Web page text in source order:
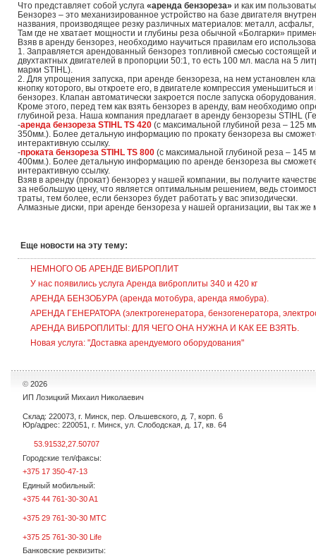
Что представляет собой услуга «аренда бензореза» и как им
Бензорез – это механизированное устройство на базе двигателя
названия, производящее резку различных материалов: металл,
Там где не хватает мощности и глубины реза обычной «Болгарки»
Взяв в аренду бензорез, необходимо научиться правилам его
1. Заправляется арендованный бензорез топливной смесью состоящей
двухтактных двигателей в пропорции 50:1, то есть 100 мл. масла на 5
марки STIHL).
2. Для упрощения запуска, при аренде бензореза, на нем установлен
кнопку которого, вы откроете его, в двигателе компрессия уменьшиться
бензорез. Клапан автоматически закроется после запуска оборудования.
Кроме этого, перед тем как взять бензорез в аренду, вам необходимо
глубиной реза. Наша компания предлагает в аренду бензорезы STIHL
-аренда бензореза STIHL TS 420 (с максимальной глубиной реза – 125
350мм.). Более детальную информацию по прокату бензореза вы
интерактивную ссылку.
-проката бензореза STIHL TS 800 (с максимальной глубиной реза – 145
400мм.). Более детальную информацию по аренде бензореза вы
интерактивную ссылку.
Взяв в аренду (прокат) бензорез у нашей компании, вы получите
за небольшую цену, что является оптимальным решением, ведь
траты, тем более, если бензорез будет работать у вас эпизодически.
Алмазные диски, при аренде бензореза у нашей организации, вы так же
Еще новости на эту тему:
НЕМНОГО ОБ АРЕНДЕ ВИБРОПЛИТ
У нас появились услуга Аренда виброплиты 340 и 420 кг
АРЕНДА БЕНЗОБУРА (аренда мотобура, аренда ямобура).
АРЕНДА ГЕНЕРАТОРА (электрогенератора, бензогенератора,
АРЕНДА ВИБРОПЛИТЫ: ДЛЯ ЧЕГО ОНА НУЖНА И КАК ЕЕ ВЗЯТЬ.
Новая услуга: "Доставка арендуемого оборудования"
© 2026
ИП Лозицкий Михаил Николаевич
Склад: 220073, г. Минск, пер. Ольшевского, д. 7, корп. 6
Юр/адрес: 220051, г. Минск, ул. Слободская, д. 17, кв. 64
53.91532,27.50707
Городские тел/факсы:
+375 17 350-47-13
Единый мобильный:
+375 44 761-30-30 A1
+375 29 761-30-30 МТС
+375 25 761-30-30 Life
Банковские реквизиты: